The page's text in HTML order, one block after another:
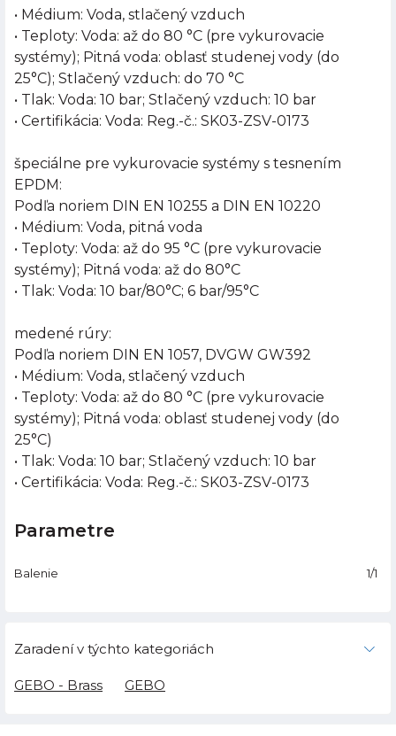
• Médium: Voda, stlačený vzduch
• Teploty: Voda: až do 80 °C (pre vykurovacie
systémy); Pitná voda: oblasť studenej vody (do
25°C); Stlačený vzduch: do 70 °C
• Tlak: Voda: 10 bar; Stlačený vzduch: 10 bar
• Certifikácia: Voda: Reg.-č.: SK03-ZSV-0173
špeciálne pre vykurovacie systémy s tesnením
EPDM:
Podľa noriem DIN EN 10255 a DIN EN 10220
• Médium: Voda, pitná voda
• Teploty: Voda: až do 95 °C (pre vykurovacie
systémy); Pitná voda: až do 80°C
• Tlak: Voda: 10 bar/80°C; 6 bar/95°C
medené rúry:
Podľa noriem DIN EN 1057, DVGW GW392
• Médium: Voda, stlačený vzduch
• Teploty: Voda: až do 80 °C (pre vykurovacie
systémy); Pitná voda: oblasť studenej vody (do
25°C)
• Tlak: Voda: 10 bar; Stlačený vzduch: 10 bar
• Certifikácia: Voda: Reg.-č.: SK03-ZSV-0173
Parametre
Balenie 1/1
Zaradení v týchto kategoriách
GEBO - Brass GEBO